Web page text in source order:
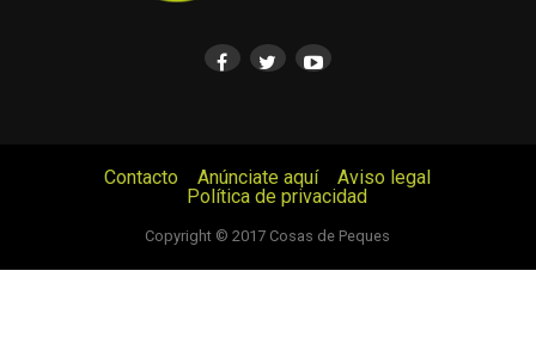
Contacto Anúnciate aquí
Aviso legal
Política de privacidad
Copyright © 2017 Cosas de Peques